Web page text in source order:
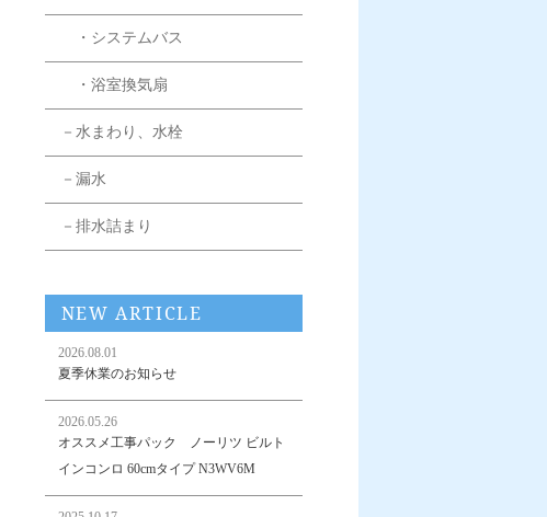
・システムバス
・浴室換気扇
－水まわり、水栓
－漏水
－排水詰まり
NEW ARTICLE
2026.08.01
夏季休業のお知らせ
2026.05.26
オススメ工事パック ノーリツ ビルト
インコンロ 60cmタイプ N3WV6M